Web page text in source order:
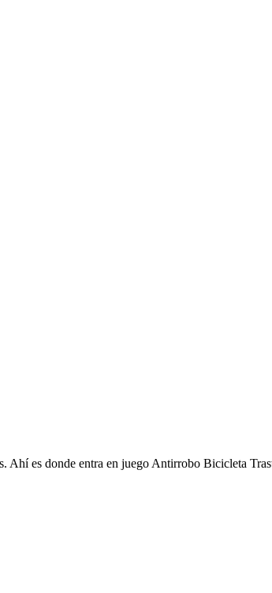
Ahí es donde entra en juego Antirrobo Bicicleta